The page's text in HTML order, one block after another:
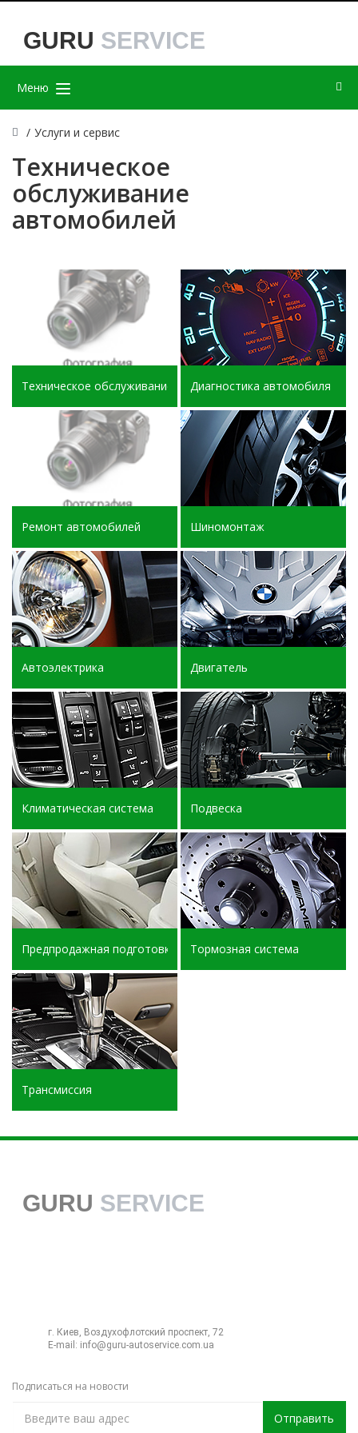
GURU SERVICE
Меню
/ Услуги и сервис
Техническое
обслуживание
автомобилей
Техническое обслуживание Диагностика автомобиля
Ремонт автомобилей Шиномонтаж
Автоэлектрика Двигатель
Климатическая система Подвеска
Предпродажная подготовка Тормозная система
Трансмиссия
GURU SERVICE
г. Киев, Воздухофлотский проспект, 72
E-mail: info@guru-autoservice.com.ua
Подписаться на новости
Отправить